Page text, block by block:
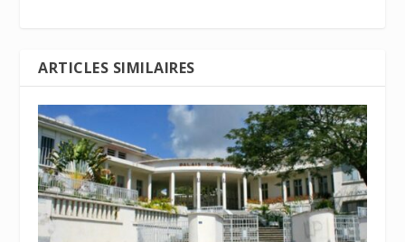
ARTICLES SIMILAIRES